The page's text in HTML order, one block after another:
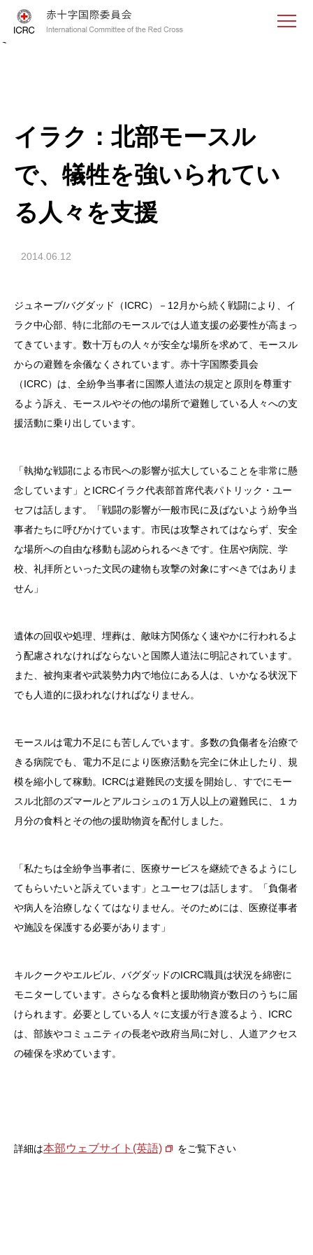
<
イラク：北部モースル
で、犠牲を強いられてい
る人々を支援
2014.06.12
ジュネーブ/バグダッド（ICRC）－12月から続く戦闘により、イ
ラク中心部、特に北部のモースルでは人道支援の必要性が高まっ
てきています。数十万もの人々が安全な場所を求めて、モースル
からの避難を余儀なくされています。赤十字国際委員会
（ICRC）は、全紛争当事者に国際人道法の規定と原則を尊重す
るよう訴え、モースルやその他の場所で避難している人々への支
援活動に乗り出しています。
「執拗な戦闘による市民への影響が拡大していることを非常に懸
念しています」とICRCイラク代表部首席代表パトリック・ユー
セフは話します。「戦闘の影響が一般市民に及ばないよう紛争当
事者たちに呼びかけています。市民は攻撃されてはならず、安全
な場所への自由な移動も認められるべきです。住居や病院、学
校、礼拝所といった文民の建物も攻撃の対象にすべきではありま
せん」
遺体の回収や処理、埋葬は、敵味方関係なく速やかに行われるよ
う配慮されなければならないと国際人道法に明記されています。
また、被拘束者や武装勢力内で地位にある人は、いかなる状況下
でも人道的に扱われなければなりません。
モースルは電力不足にも苦しんでいます。多数の負傷者を治療で
きる病院でも、電力不足により医療活動を完全に休止したり、規
模を縮小して稼動。ICRCは避難民の支援を開始し、すでにモー
スル北部のズマールとアルコシュの１万人以上の避難民に、１カ
月分の食料とその他の援助物資を配付しました。
「私たちは全紛争当事者に、医療サービスを継続できるようにし
てもらいたいと訴えています」とユーセフは話します。「負傷者
や病人を治療しなくてはなりません。そのためには、医療従事者
や施設を保護する必要があります」
キルクークやエルビル、バグダッドのICRC職員は状況を綿密に
モニターしています。さらなる食料と援助物資が数日のうちに届
けられます。必要としている人々に支援が行き渡るよう、ICRC
は、部族やコミュニティの長老や政府当局に対し、人道アクセス
の確保を求めています。
詳細は本部ウェブサイト(英語) をご覧下さい